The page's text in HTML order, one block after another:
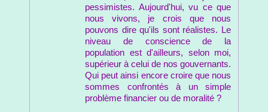
pessimistes. Aujourd'hui, vu ce que
nous vivons, je crois que nous
pouvons dire qu'ils sont réalistes. Le
niveau de conscience de la
population est d'ailleurs, selon moi,
supérieur à celui de nos gouvernants.
Qui peut ainsi encore croire que nous
sommes confrontés à un simple
problème financier ou de moralité ?